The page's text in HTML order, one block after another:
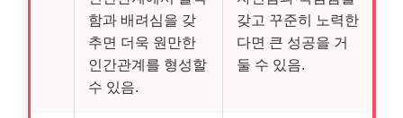
함과 배려심을 갖
추면 더욱 원만한
인간관계를 형성할
수 있음.
갖고 꾸준히 노력한
다면 큰 성공을 거
둘 수 있음.